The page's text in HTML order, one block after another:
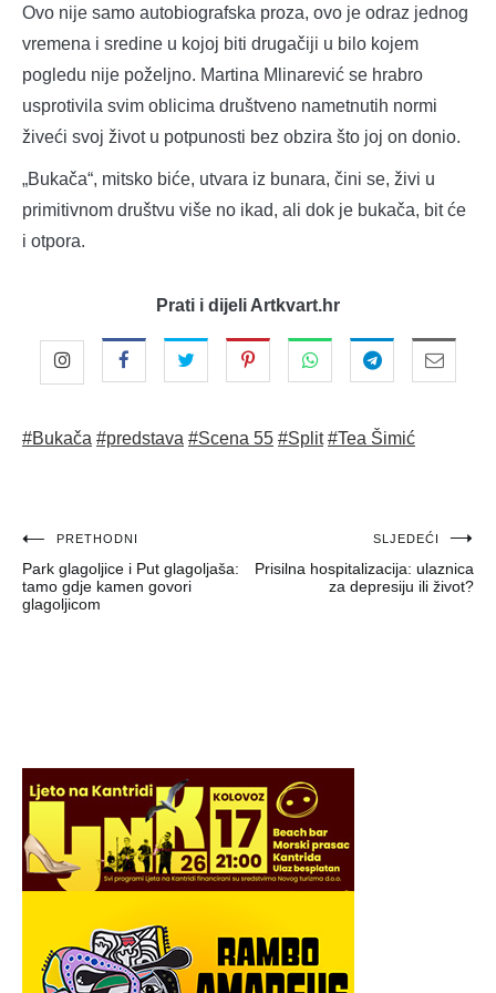
Ovo nije samo autobiografska proza, ovo je odraz jednog
vremena i sredine u kojoj biti drugačiji u bilo kojem
pogledu nije poželjno. Martina Mlinarević se hrabro
usprotivila svim oblicima društveno nametnutih normi
živeći svoj život u potpunosti bez obzira što joj on donio.
„Bukača“, mitsko biće, utvara iz bunara, čini se, živi u
primitivnom društvu više no ikad, ali dok je bukača, bit će
i otpora.
Prati i dijeli Artkvart.hr
#Bukača #predstava #Scena 55 #Split #Tea Šimić
Navigacija
objava
PRETHODNI
Park glagoljice i Put glagoljaša:
tamo gdje kamen govori
glagoljicom
SLJEDEĆI
Prisilna hospitalizacija: ulaznica
za depresiju ili život?